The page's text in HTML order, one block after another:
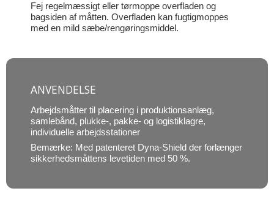
Fej regelmæssigt eller tørmoppe overfladen og
bagsiden af måtten. Overfladen kan fugtigmoppes
med en mild sæbe/rengøringsmiddel.
ANVENDELSE
Arbejdsmåtter til placering i produktionsanlæg,
samlebånd, plukke-, pakke- og logistiklagre,
individuelle arbejdsstationer
Bemærke: Med patenteret Dyna-Shield der forlænger
sikkerhedsmåttens levetiden med 50 %.